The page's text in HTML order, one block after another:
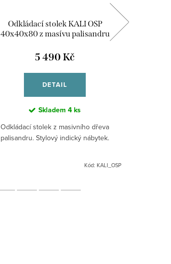
Odkládací stolek KALI OSP
40x40x80 z masívu palisandru
5 490 Kč
DETAIL
Skladem 4 ks
Odkládací stolek z masivního dřeva
palisandru. Stylový indický nábytek.
Kód: KALI_OSP